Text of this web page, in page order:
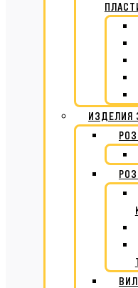
ИЗДЕЛИЯ